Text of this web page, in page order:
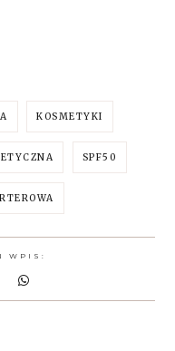
KOSMETYKI
SPF50
WPIS: